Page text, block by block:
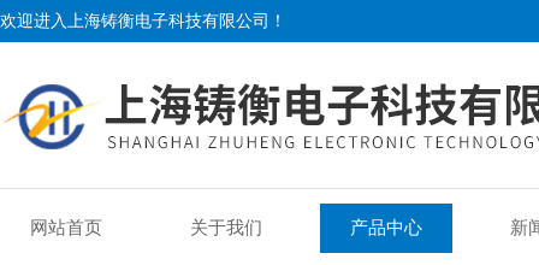
欢迎进入上海铸衡电子科技有限公司！
网站首页 关于我们 产品中心 新